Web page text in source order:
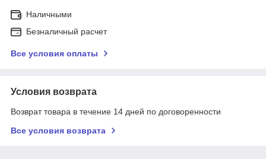
Наличными
Безналичный расчет
Все условия оплаты
Условия возврата
Возврат товара в течение 14 дней по договоренности
Все условия возврата